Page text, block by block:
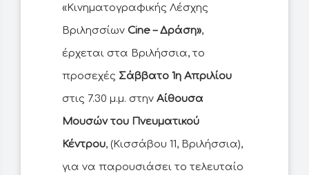
«Κινηματογραφικής Λέσχης
Βριλησσίων Cine – Δράση»,
έρχεται στα Βριλήσσια, το
προσεχές Σάββατο 1η Απριλίου
στις 7.30 μ.μ. στην Αίθουσα
Μουσών του Πνευματικού
Κέντρου, (Κισσάβου 11, Βριλήσσια),
για να παρουσιάσει το τελευταίο